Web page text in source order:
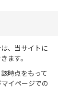
、当サイトに
ます。
時点をもって
イページでの